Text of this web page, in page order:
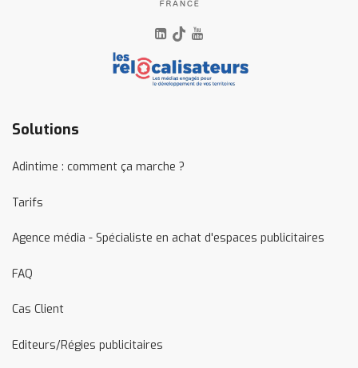
Solutions
Adintime : comment ça marche ?
Tarifs
Agence média - Spécialiste en achat d'espaces publicitaires
FAQ
Cas Client
Editeurs/Régies publicitaires